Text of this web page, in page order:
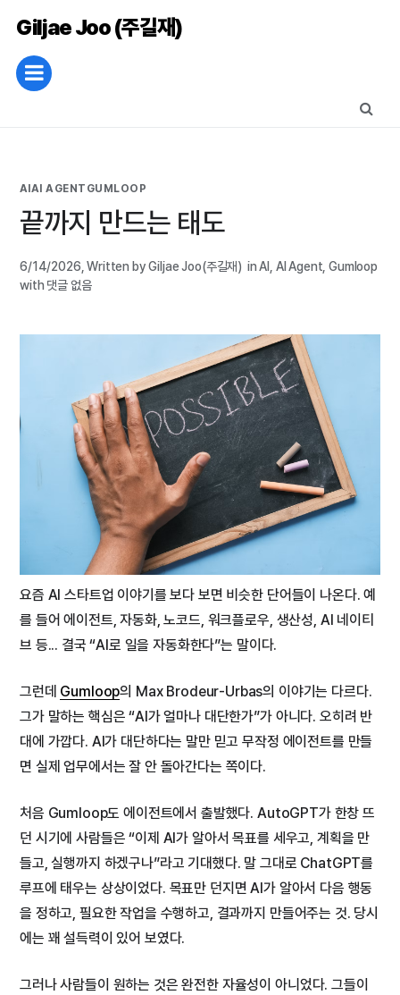
Giljae Joo (주길재)
AI AI AGENT GUMLOOP
끝까지 만드는 태도
6/14/2026 ,Written by Giljae Joo(주길재) inAI AI Agent ,Gumloop
with 댓글 없음
요즘 AI 스타트업 이야기를 보다 보면 비슷한 단어들이 나온다. 예
를 들어 에이전트, 자동화, 노코드, 워크플로우, 생산성, AI 네이티
브 등... 결국 “AI로 일을 자동화한다”는 말이다.
그런데 Gumloop의 Max Brodeur-Urbas의 이야기는 다르다.
그가 말하는 핵심은 “AI가 얼마나 대단한가”가 아니다. 오히려 반
대에 가깝다. AI가 대단하다는 말만 믿고 무작정 에이전트를 만들
면 실제 업무에서는 잘 안 돌아간다는 쪽이다.
처음 Gumloop도 에이전트에서 출발했다. AutoGPT가 한창 뜨
던 시기에 사람들은 “이제 AI가 알아서 목표를 세우고, 계획을 만
들고, 실행까지 하겠구나”라고 기대했다. 말 그대로 ChatGPT를
루프에 태우는 상상이었다. 목표만 던지면 AI가 알아서 다음 행동
을 정하고, 필요한 작업을 수행하고, 결과까지 만들어주는 것. 당시
에는 꽤 설득력이 있어 보였다.
그러나 사람들이 원하는 것은 완전한 자율성이 아니었다. 그들이